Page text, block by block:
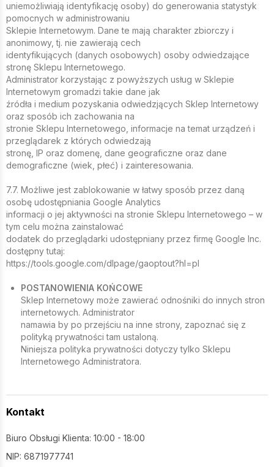
uniemożliwiają identyfikację osoby) do generowania statystyk
pomocnych w administrowaniu
Sklepie Internetowym. Dane te mają charakter zbiorczy i
anonimowy, tj. nie zawierają cech
identyfikujących (danych osobowych) osoby odwiedzające
stronę Sklepu Internetowego.
Administrator korzystając z powyższych usług w Sklepie
Internetowym gromadzi takie dane jak
źródła i medium pozyskania odwiedzjących Sklep Internetowy
oraz sposób ich zachowania na
stronie Sklepu Internetowego, informacje na temat urządzeń i
przeglądarek z których odwiedzają
stronę, IP oraz domenę, dane geograficzne oraz dane
demograficzne (wiek, płeć) i zainteresowania.
7.7. Możliwe jest zablokowanie w łatwy sposób przez daną
osobę udostępniania Google Analytics
informacji o jej aktywności na stronie Sklepu Internetowego – w
tym celu można zainstalować
dodatek do przeglądarki udostępniany przez firmę Google Inc.
dostępny tutaj:
https://tools.google.com/dlpage/gaoptout?hl=pl
POSTANOWIENIA KOŃCOWE
Sklep Internetowy może zawierać odnośniki do innych stron
internetowych. Administrator
namawia by po przejściu na inne strony, zapoznać się z
polityką prywatności tam ustaloną.
Niniejsza polityka prywatności dotyczy tylko Sklepu
Internetowego Administratora.
Kontakt
Biuro Obsługi Klienta: 10:00 - 18:00
NIP: 6871977741